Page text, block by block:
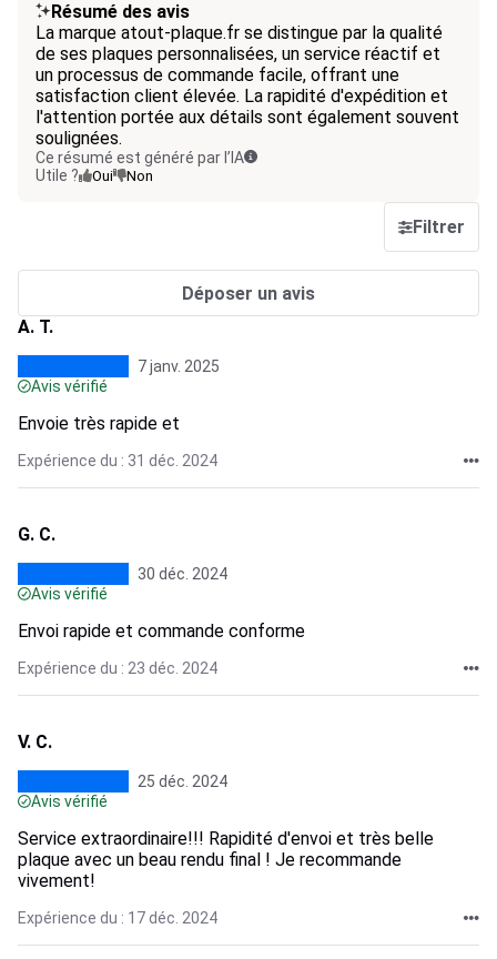
Résumé des avis
La marque atout-plaque.fr se distingue par la qualité
de ses plaques personnalisées, un service réactif et
un processus de commande facile, offrant une
satisfaction client élevée. La rapidité d'expédition et
l'attention portée aux détails sont également souvent
soulignées.
Ce résumé est généré par l’IA
Utile ?
Oui Non
Filtrer
Déposer un avis
A. T.
7 janv. 2025
Avis vérifié
Envoie très rapide et
Expérience du : 31 déc. 2024
G. C.
30 déc. 2024
Avis vérifié
Envoi rapide et commande conforme
Expérience du : 23 déc. 2024
V. C.
25 déc. 2024
Avis vérifié
Service extraordinaire!!! Rapidité d'envoi et très belle
plaque avec un beau rendu final ! Je recommande
vivement!
Expérience du : 17 déc. 2024